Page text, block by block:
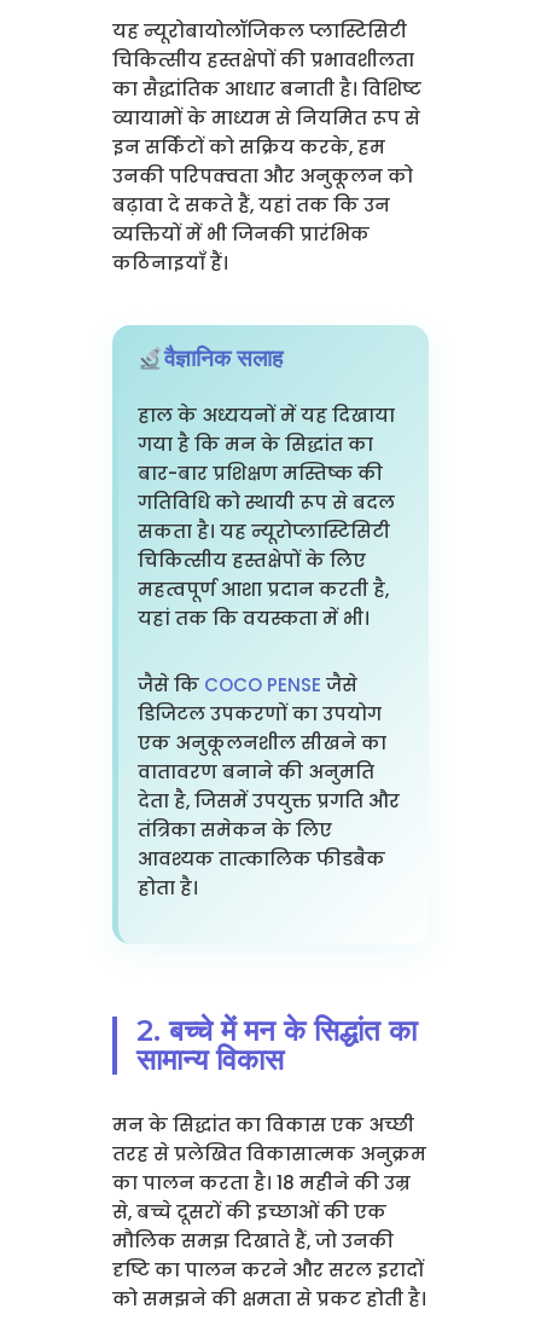
यह न्यूरोबायोलॉजिकल प्लास्टिसिटी
चिकित्सीय हस्तक्षेपों की प्रभावशीलता
का सैद्धांतिक आधार बनाती है। विशिष्ट
व्यायामों के माध्यम से नियमित रूप से
इन सर्किटों को सक्रिय करके, हम
उनकी परिपक्वता और अनुकूलन को
बढ़ावा दे सकते हैं, यहां तक कि उन
व्यक्तियों में भी जिनकी प्रारंभिक
कठिनाइयाँ हैं।
वैज्ञानिक सलाह
हाल के अध्ययनों में यह दिखाया
गया है कि मन के सिद्धांत का
बार-बार प्रशिक्षण मस्तिष्क की
गतिविधि को स्थायी रूप से बदल
सकता है। यह न्यूरोप्लास्टिसिटी
चिकित्सीय हस्तक्षेपों के लिए
महत्वपूर्ण आशा प्रदान करती है,
यहां तक कि वयस्कता में भी।
जैसे कि COCO PENSE जैसे
डिजिटल उपकरणों का उपयोग
एक अनुकूलनशील सीखने का
वातावरण बनाने की अनुमति
देता है, जिसमें उपयुक्त प्रगति और
तंत्रिका समेकन के लिए
आवश्यक तात्कालिक फीडबैक
होता है।
2. बच्चे में मन के सिद्धांत का
सामान्य विकास
मन के सिद्धांत का विकास एक अच्छी
तरह से प्रलेखित विकासात्मक अनुक्रम
का पालन करता है। 18 महीने की उम्र
से, बच्चे दूसरों की इच्छाओं की एक
मौलिक समझ दिखाते हैं, जो उनकी
दृष्टि का पालन करने और सरल इरादों
को समझने की क्षमता से प्रकट होती है।